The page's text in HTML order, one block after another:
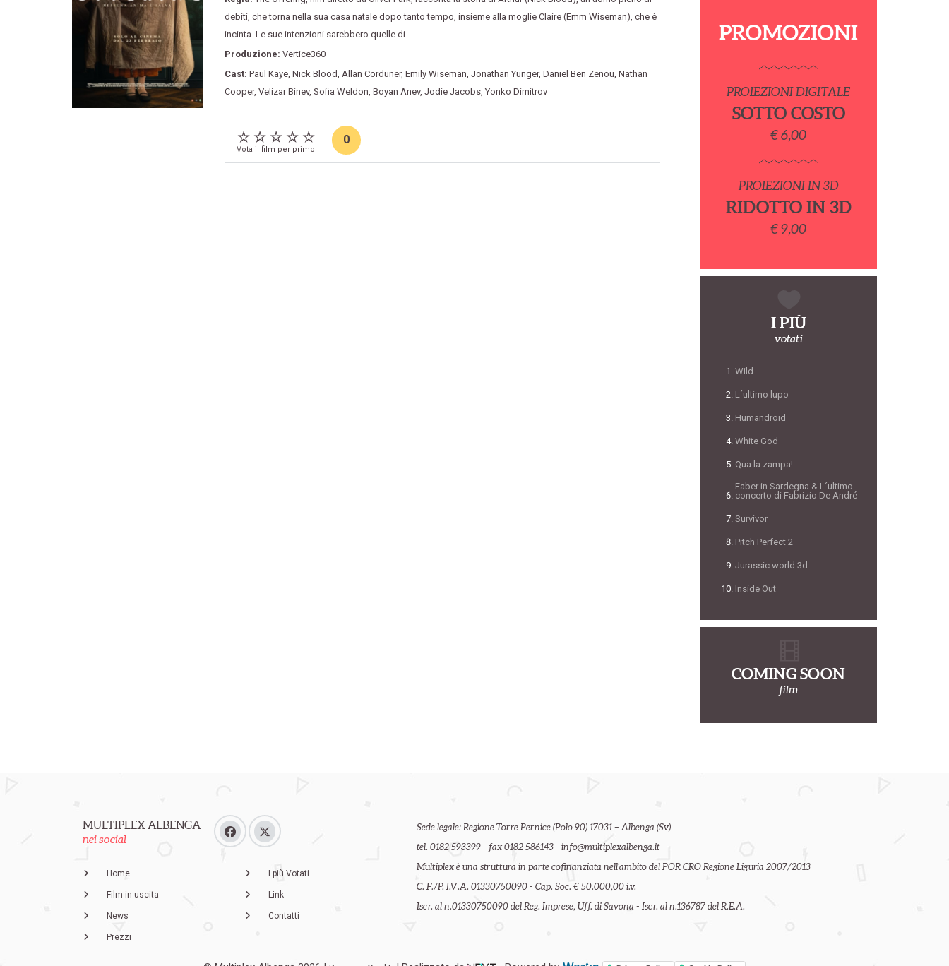
debiti, che torna nella sua casa natale dopo tanto tempo, insieme alla moglie Claire (Emm Wiseman), che è
incinta. Le sue intenzioni sarebbero quelle di
Produzione: Vertice360
Cast: Paul Kaye, Nick Blood, Allan Corduner, Emily Wiseman, Jonathan Yunger, Daniel Ben Zenou, Nathan
Cooper, Velizar Binev, Sofia Weldon, Boyan Anev, Jodie Jacobs, Yonko Dimitrov
Vota il film per primo
0
PROMOZIONI
PROIEZIONI DIGITALE
SOTTO COSTO
€ 6,00
PROIEZIONI IN 3D
RIDOTTO IN 3D
€ 9,00
I PIÙ
votati
Wild
L´ultimo lupo
Humandroid
White God
Qua la zampa!
Faber in Sardegna & L´ultimo
concerto di Fabrizio De André
Survivor
Pitch Perfect 2
Jurassic world 3d
Inside Out
COMING SOON
film
MULTIPLEX ALBENGA
nei social
Home
Film in uscita
News
Prezzi
I più Votati
Link
Contatti
Sede legale: Regione Torre Pernice (Polo 90) 17031 – Albenga (Sv)
tel. 0182 593399 - fax 0182 586143 - info@multiplexalbenga.it
Multiplex è una struttura in parte cofinanziata nell'ambito del POR CRO Regione Liguria 2007/2013
C. F./P. I.V.A. 01330750090 - Cap. Soc. € 50.000,00 i.v.
Iscr. al n.01330750090 del Reg. Imprese, Uff. di Savona - Iscr. al n.136787 del R.E.A.